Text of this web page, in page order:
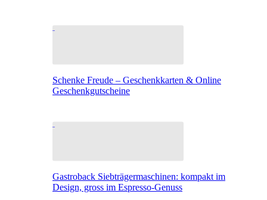
Schenke Freude – Geschenkkarten & Online
Geschenkgutscheine
Gastroback Siebträgermaschinen: kompakt im
Design, gross im Espresso-Genuss